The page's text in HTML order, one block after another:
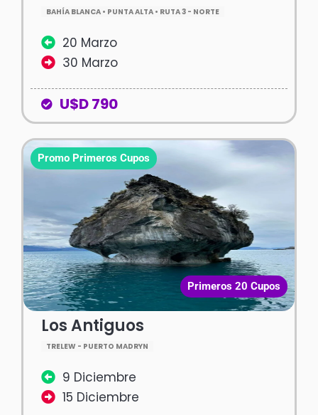
BAHÍA BLANCA • PUNTA ALTA • RUTA 3 - NORTE
20 Marzo
30 Marzo
U$D 790
Los Antiguos
TRELEW - PUERTO MADRYN
9 Diciembre
15 Diciembre
Promo Primeros Cupos
Primeros 20 Cupos